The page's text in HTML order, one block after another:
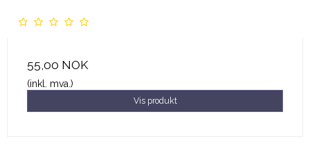
55,00 NOK
(inkl. mva.)
Vis produkt